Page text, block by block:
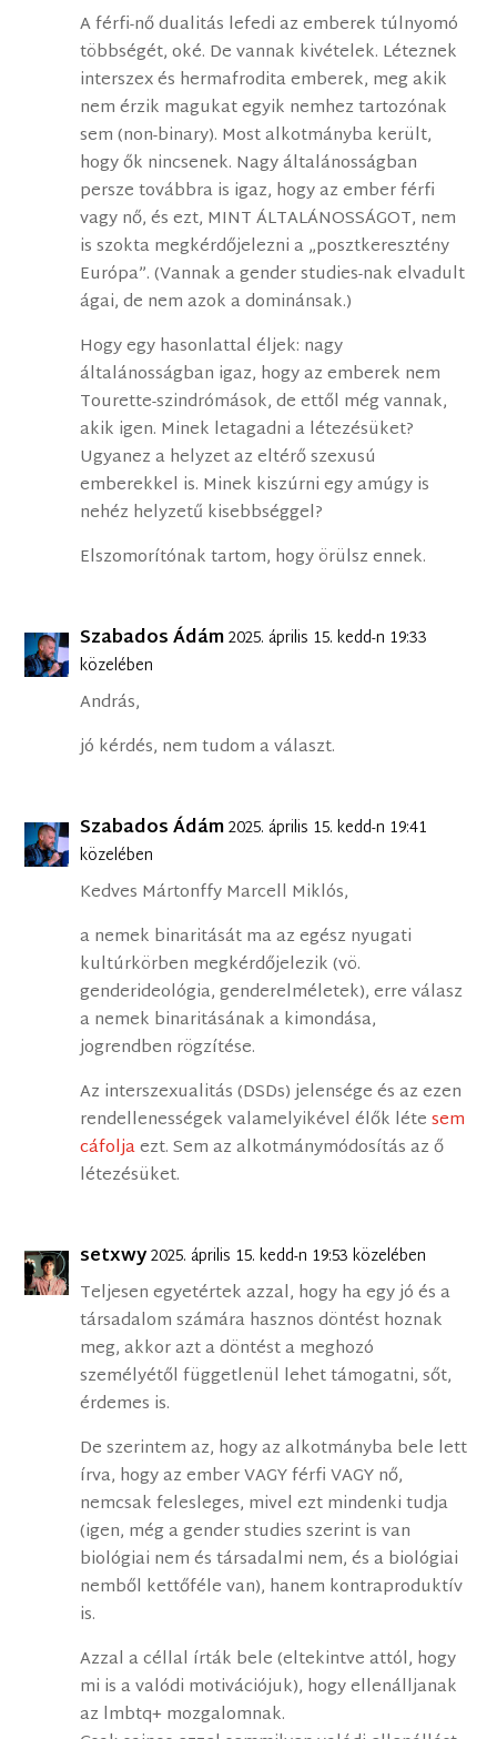
A férfi-nő dualitás lefedi az emberek túlnyomó
többségét, oké. De vannak kivételek. Léteznek
interszex és hermafrodita emberek, meg akik
nem érzik magukat egyik nemhez tartozónak
sem (non-binary). Most alkotmányba került,
hogy ők nincsenek. Nagy általánosságban
persze továbbra is igaz, hogy az ember férfi
vagy nő, és ezt, MINT ÁLTALÁNOSSÁGOT, nem
is szokta megkérdőjelezni a „posztkeresztény
Európa”. (Vannak a gender studies-nak elvadult
ágai, de nem azok a dominánsak.)
Hogy egy hasonlattal éljek: nagy
általánosságban igaz, hogy az emberek nem
Tourette-szindrómások, de ettől még vannak,
akik igen. Minek letagadni a létezésüket?
Ugyanez a helyzet az eltérő szexusú
emberekkel is. Minek kiszúrni egy amúgy is
nehéz helyzetű kisebbséggel?
Elszomorítónak tartom, hogy örülsz ennek.
Szabados Ádám2025. április 15. kedd-n 19:33
közelében
András,
jó kérdés, nem tudom a választ.
Szabados Ádám2025. április 15. kedd-n 19:41
közelében
Kedves Mártonffy Marcell Miklós,
a nemek binaritását ma az egész nyugati
kultúrkörben megkérdőjelezik (vö.
genderideológia, genderelméletek), erre válasz
a nemek binaritásának a kimondása,
jogrendben rögzítése.
Az interszexualitás (DSDs) jelensége és az ezen
rendellenességek valamelyikével élők létesem
cáfoljaezt. Sem az alkotmánymódosítás az ő
létezésüket.
setxwy2025. április 15. kedd-n 19:53 közelében
Teljesen egyetértek azzal, hogy ha egy jó és a
társadalom számára hasznos döntést hoznak
meg, akkor azt a döntést a meghozó
személyétől függetlenül lehet támogatni, sőt,
érdemes is.
De szerintem az, hogy az alkotmányba bele lett
írva, hogy az ember VAGY férfi VAGY nő,
nemcsak felesleges, mivel ezt mindenki tudja
(igen, még a gender studies szerint is van
biológiai nem és társadalmi nem, és a biológiai
nemből kettőféle van), hanem kontraproduktív
is.
Azzal a céllal írták bele (eltekintve attól, hogy
mi is a valódi motivációjuk), hogy ellenálljanak
az lmbtq+ mozgalomnak.